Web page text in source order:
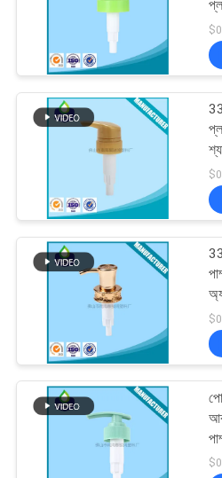
PRIVACY
POLICY
গোল্ড লোশন
প্লাস্টিক ফোম